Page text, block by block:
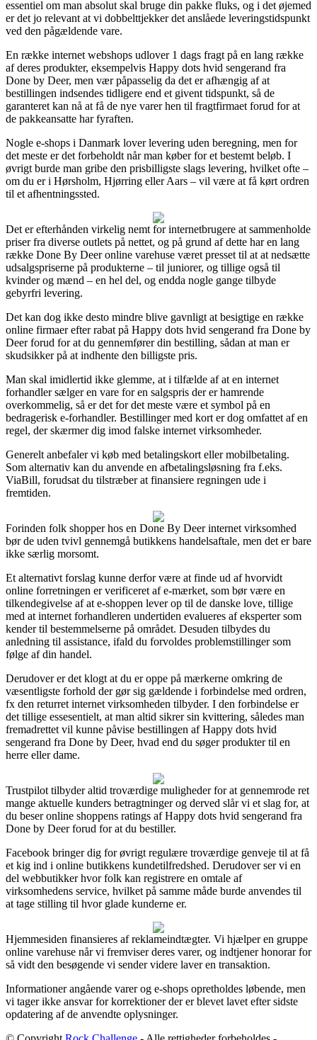
essentiel om man absolut skal bruge din pakke fluks, og i det øjemed
er det jo relevant at vi dobbelttjekker det anslåede leveringstidspunkt
ved den pågældende vare.
En række internet webshops udlover 1 dags fragt på en lang række
af deres produkter, eksempelvis Happy dots hvid sengerand fra
Done by Deer, men vær påpasselig da det er afhængig af at
bestillingen indsendes tidligere end et givent tidspunkt, så de
garanteret kan nå at få de nye varer hen til fragtfirmaet forud for at
de pakkeansatte har fyraften.
Nogle e-shops i Danmark lover levering uden beregning, men for
det meste er det forbeholdt når man køber for et bestemt beløb. I
øvrigt burde man gribe den prisbilligste slags levering, hvilket ofte –
om du er i Hørsholm, Hjørring eller Aars – vil være at få kørt ordren
til et afhentningssted.
Det er efterhånden virkelig nemt for internetbrugere at sammenholde
priser fra diverse outlets på nettet, og på grund af dette har en lang
række Done By Deer online varehuse været presset til at at nedsætte
udsalgspriserne på produkterne – til juniorer, og tillige også til
kvinder og mænd – en hel del, og endda nogle gange tilbyde
gebyrfri levering.
Det kan dog ikke desto mindre blive gavnligt at besigtige en række
online firmaer efter rabat på Happy dots hvid sengerand fra Done by
Deer forud for at du gennemfører din bestilling, sådan at man er
skudsikker på at indhente den billigste pris.
Man skal imidlertid ikke glemme, at i tilfælde af at en internet
forhandler sælger en vare for en salgspris der er hamrende
overkommelig, så er det for det meste være et symbol på en
bedragerisk e-forhandler. Bestillinger med kort er dog omfattet af en
regel, der skærmer dig imod falske internet virksomheder.
Generelt anbefaler vi køb med betalingskort eller mobilbetaling.
Som alternativ kan du anvende en afbetalingsløsning fra f.eks.
ViaBill, forudsat du tilstræber at finansiere regningen ude i
fremtiden.
Forinden folk shopper hos en Done By Deer internet virksomhed
bør de uden tvivl gennemgå butikkens handelsaftale, men det er bare
ikke særlig morsomt.
Et alternativt forslag kunne derfor være at finde ud af hvorvidt
online forretningen er verificeret af e-mærket, som bør være en
tilkendegivelse af at e-shoppen lever op til de danske love, tillige
med at internet forhandleren undertiden evalueres af eksperter som
kender til bestemmelserne på området. Desuden tilbydes du
anledning til assistance, ifald du forvoldes problemstillinger som
følge af din handel.
Derudover er det klogt at du er oppe på mærkerne omkring de
væsentligste forhold der gør sig gældende i forbindelse med ordren,
fx den returret internet virksomheden tilbyder. I den forbindelse er
det tillige essesentielt, at man altid sikrer sin kvittering, således man
fremadrettet vil kunne påvise bestillingen af Happy dots hvid
sengerand fra Done by Deer, hvad end du søger produkter til en
herre eller dame.
Trustpilot tilbyder altid troværdige muligheder for at gennemrode ret
mange aktuelle kunders betragtninger og derved slår vi et slag for, at
du beser online shoppens ratings af Happy dots hvid sengerand fra
Done by Deer forud for at du bestiller.
Facebook bringer dig for øvrigt regulære troværdige genveje til at få
et kig ind i online butikkens kundetilfredshed. Derudover ser vi en
del webbutikker hvor folk kan registrere en omtale af
virksomhedens service, hvilket på samme måde burde anvendes til
at tage stilling til hvor glade kunderne er.
Hjemmesiden finansieres af reklameindtægter. Vi hjælper en gruppe
online varehuse når vi fremviser deres varer, og indtjener honorar for
så vidt den besøgende vi sender videre laver en transaktion.
Informationer angående varer og e-shops opretholdes løbende, men
vi tager ikke ansvar for korrektioner der er blevet lavet efter sidste
opdatering af de anvendte oplysninger.